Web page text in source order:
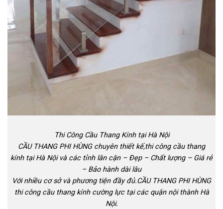
Thi Công Cầu Thang Kính tại Hà Nội
CẦU THANG PHI HÙNG chuyên thiết kế,thi công cầu thang
kính tại Hà Nội và các tỉnh lân cận – Đẹp – Chất lượng – Giá rẻ
– Bảo hành dài lâu
Với nhiều cơ sở và phương tiện đầy đủ.CẦU THANG PHI HÙNG
thi công cầu thang kính cường lực tại các quận nội thành Hà
Nội.